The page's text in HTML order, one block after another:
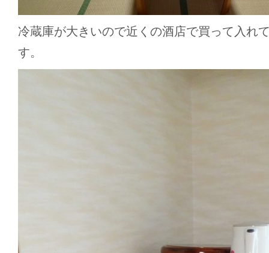
冷蔵庫が大きいので近くの酒店で買って入れ
す。